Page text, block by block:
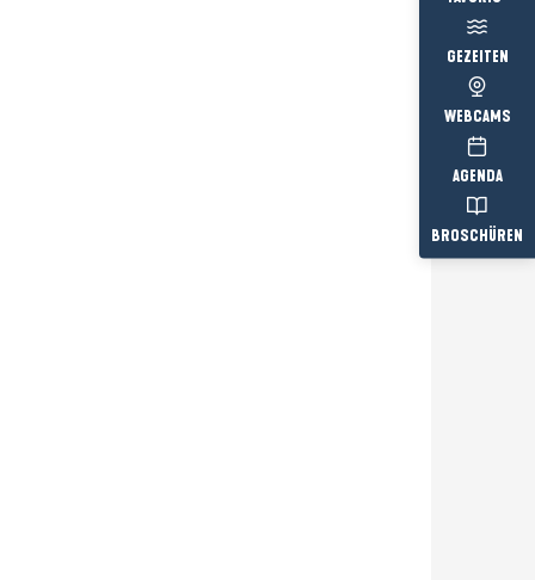
GEZEITEN
WEBCAMS
AGENDA
BROSCHÜREN